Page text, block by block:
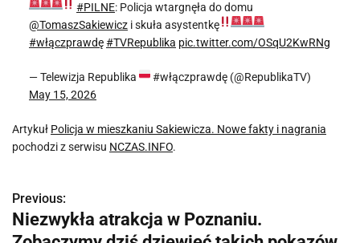
#PILNE: Policja wtargnęła do domu
@TomaszSakiewicz i skuła asystentkę
#włączprawdę#TVRepublika pic.twitter.com/OSqU2KwRNg
— Telewizja Republika
#włączprawdę (@RepublikaTV)
May 15, 2026
Artykuł Policja w mieszkaniu Sakiewicza. Nowe fakty i nagrania
pochodzi z serwisu NCZAS.INFO.
N
a
Previous:
Niezwykła atrakcja w Poznaniu.